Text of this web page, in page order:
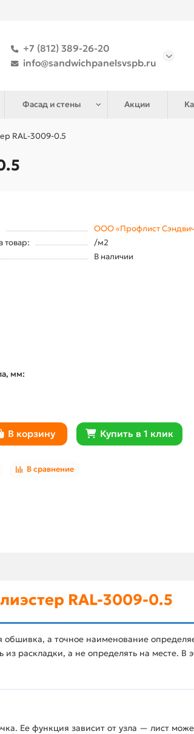
+7 (812) 389-26-20
info@sandwichpanelsvspb.ru
Фасад и стены Акции
RAL-3009-0.5
ООО «Профлист
товар:
/м2
В наличии
мм:
В корзину Купить в 1 клик
В сравнение
RAL-3009-0.5
а точное наименование
раскладки, а не определять на месте. В
Ее функция зависит от узла — лист